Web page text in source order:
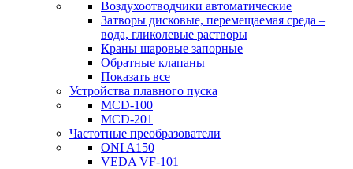
Воздухоотводчики автоматические
Затворы дисковые, перемещаемая среда –
вода, гликолевые растворы
Краны шаровые запорные
Обратные клапаны
Показать все
Устройства плавного пуска
MCD-100
MCD-201
Частотные преобразователи
ONI A150
VEDA VF-101